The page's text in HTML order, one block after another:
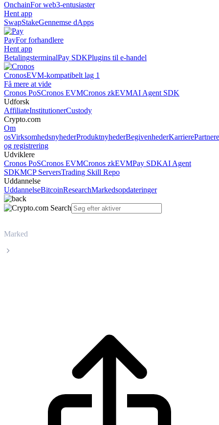
OnchainFor web3-entusiaster
Hent app
SwapStakeGennemse dApps
PayFor forhandlere
Hent app
BetalingsterminalPay SDKPlugins til e-handel
CronosEVM-kompatibelt lag 1
Få mere at vide
Cronos PoSCronos EVMCronos zkEVMAI Agent SDK
Udforsk
AffiliateInstitutionerCustody
Crypto.com
Om
osVirksomhedsnyhederProduktnyhederBegivenhederKarrierePartnere
og registrering
Udviklere
Cronos PoSCronos EVMCronos zkEVMPay SDKAI Agent
SDKMCP ServersTrading Skill Repo
Uddannelse
UddannelseBitcoinResearchMarkedsopdateringer
Marked